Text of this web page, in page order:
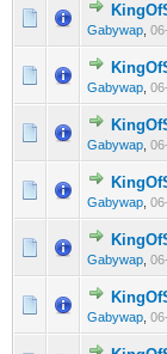
Gabywap
Gabywap
Gabywap
Gabywap
Gabywap
Gabywap